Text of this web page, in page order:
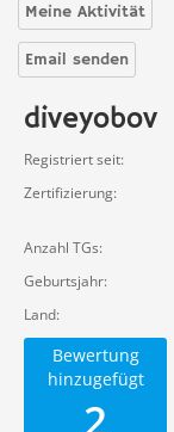
Meine Aktivität
Email senden
diveyobov
Registriert seit
Zertifizierung
Anzahl TGs
Geburtsjahr
Land
Bewertung
hinzugefügt
2